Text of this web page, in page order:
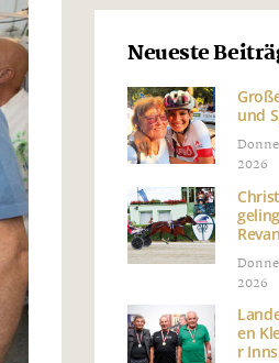
Neueste
und
2026
2026
en
r